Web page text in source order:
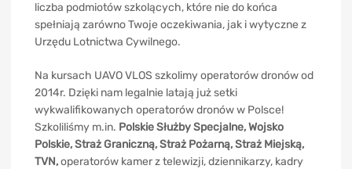
liczba podmiotów szkolących, które nie do końca
spełniają zarówno Twoje oczekiwania, jak i wytyczne z
Urzędu Lotnictwa Cywilnego.
Na kursach UAVO VLOS szkolimy operatorów dronów od
2014r. Dzięki nam legalnie latają już setki
wykwalifikowanych operatorów dronów w Polsce!
Szkoliliśmy m.in. Polskie Służby Specjalne, Wojsko
Polskie, Straż Graniczną, Straż Pożarną, Straż Miejską,
TVN,operatorów kamer z telewizji, dziennikarzy, kadry